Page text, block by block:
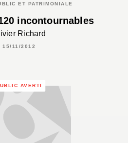
ET PATRIMONIALE
incontournables
Richard
15/11/2012
AVERTI